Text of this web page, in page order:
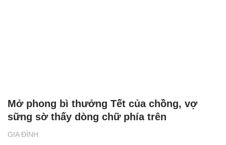
GIA ĐÌNH
Mở phong bì thưởng Tết của chồng, vợ
sững sờ thấy dòng chữ phía trên